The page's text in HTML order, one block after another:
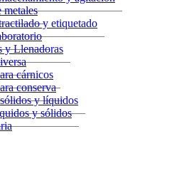
metales
y etiquetado
y Llenadoras
cárnicos
conserva
y líquidos
y sólidos